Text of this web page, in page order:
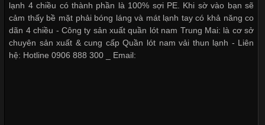
Áo phông là một trong những trang phục phổ biến nhất trong
đời sống hiện đại nhờ sự tiện lợi, thoải mái và dễ phối đồ.
Không chỉ xuất hiện trong thời trang thường ngày, áo phông còn
được ứng dụng rộng rãi trong ngành sản xuất may mặc, đặc
lạnh 4 chiều có thành phần là 100% sợi PE. Khi sờ vào bạn sẽ
cảm thấy bề mặt phải bóng láng và mát lạnh tay có khả năng co
dãn 4 chiều - Công ty sản xuất quần lót nam Trung Mai: là cơ sở
chuyên sản xuất & cung cấp Quần lót nam vải thun lạnh - Liên
hệ: Hotline 0906 888 300 _ Email: